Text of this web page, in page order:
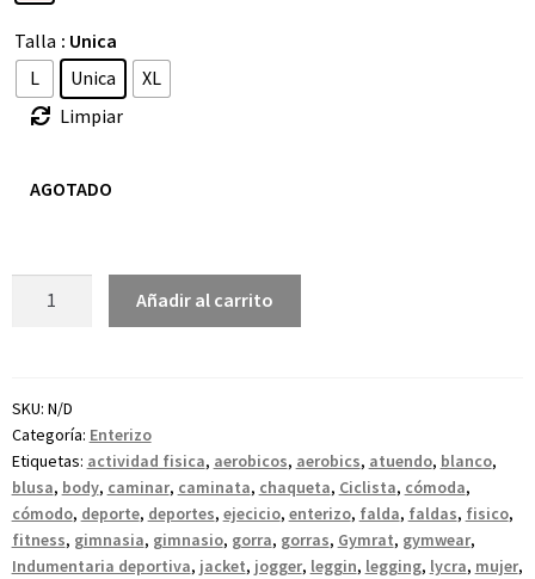
Talla : Unica
L
Unica
XL
Limpiar
AGOTADO
Añadir al carrito
SKU: N/D
Categoría: Enterizo
Etiquetas: actividad fisica, aerobicos, aerobics, atuendo, blanco,
blusa, body, caminar, caminata, chaqueta, Ciclista, cómoda,
cómodo, deporte, deportes, ejecicio, enterizo, falda, faldas, fisico,
fitness, gimnasia, gimnasio, gorra, gorras, Gymrat, gymwear,
Indumentaria deportiva, jacket, jogger, leggin, legging, lycra, mujer,